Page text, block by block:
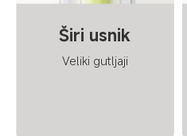
Širi usnik
Veliki gutljaji